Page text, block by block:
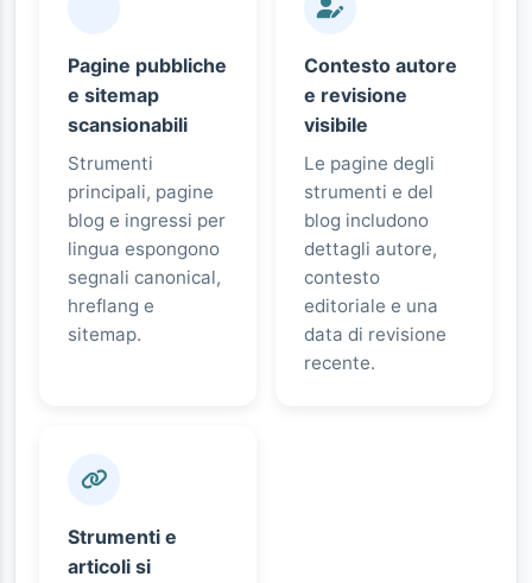
Pagine pubbliche
e sitemap
scansionabili
Strumenti
principali, pagine
blog e ingressi per
lingua espongono
segnali canonical,
hreflang e
sitemap.
Contesto autore
e revisione
visibile
Le pagine degli
strumenti e del
blog includono
dettagli autore,
contesto
editoriale e una
data di revisione
recente.
Strumenti e
articoli si